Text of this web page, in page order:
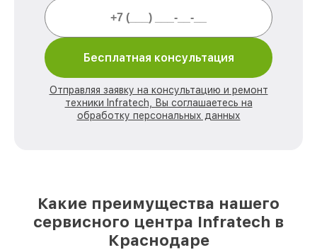
Бесплатная консультация
Отправляя заявку на консультацию и ремонт
техники Infratech, Вы соглашаетесь на
обработку персональных данных
Какие преимущества нашего
сервисного центра Infratech в
Краснодаре